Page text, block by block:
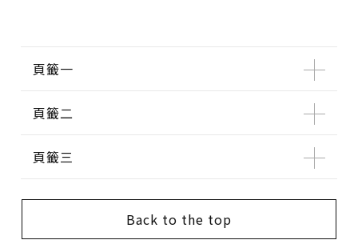
頁籤一
頁籤二
頁籤三
Back to the top